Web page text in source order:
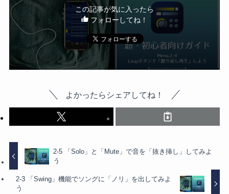
この記事が気に入ったら
フォローしてね！
よかったらシェアしてね！
2-5 「Solo」と「Mute」で音を「抜き挿し」してみよ
う
2-3 「Swing」機能でソングに「ノリ」を出してみよ
う